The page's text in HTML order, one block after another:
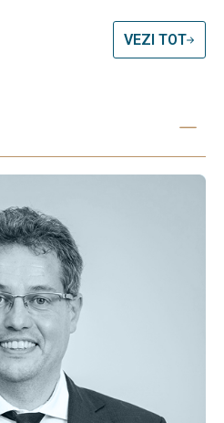
VEZI TOT